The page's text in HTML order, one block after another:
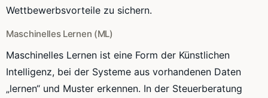
Wettbewerbsvorteile zu sichern.
Maschinelles Lernen (ML)
Maschinelles Lernen ist eine Form der Künstlichen
Intelligenz, bei der Systeme aus vorhandenen Daten
„lernen“ und Muster erkennen. In der Steuerberatung